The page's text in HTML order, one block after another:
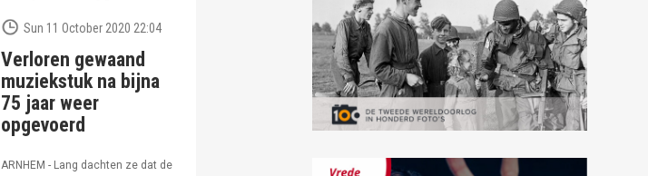
Sun 11 October 2020 22:04
Verloren gewaand
muziekstuk na bijna
75 jaar weer
opgevoerd
ARNHEM - Lang dachten ze dat de